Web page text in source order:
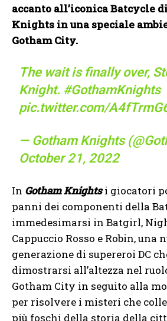
accanto all’iconica Batcycle
Knights in una speciale
Gotham City.
The wait is finally over,
Knight. #GothamKnights
pic.twitter.com/
— Gotham Knights
October 21, 2022
In Gotham Knightsi giocatori
panni dei componenti della
immedesimarsi in Batgirl,
Cappuccio Rosso e Robin, una
generazione di supereroi DC
dimostrarsi all’altezza nel
Gotham City in seguito alla
per risolvere i misteri che
più foschi della storia della